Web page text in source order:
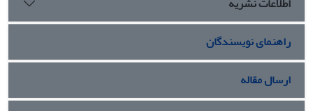
راهنمای نویسندگان
ارسال مقاله